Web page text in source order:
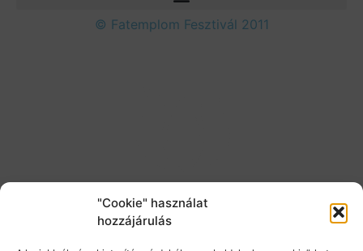
"Cookie" használat
hozzájárulás
© Fatemplom Fesztivál 2011